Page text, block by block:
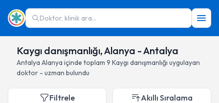
Doktor, klinik ara...
Kaygı danışmanlığı, Alanya - Antalya
Antalya Alanya içinde toplam 9 Kaygı danışmanlığı uygulayan
doktor - uzman bulundu
Filtrele Akıllı Sıralama